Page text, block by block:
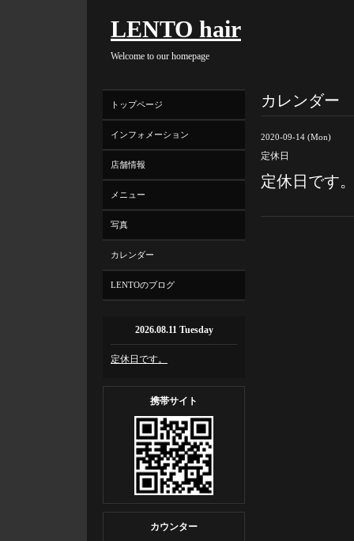
LENTO hair
Welcome to our homepage
カレンダー
2020-09-14 (Mon)
定休日
定休日です
トップページ
インフォメーション
店舗情報
メニュー
写真
カレンダー
LENTOのブログ
2026.08.11 Tuesday
定休日です。
携帯サイト
カウンター